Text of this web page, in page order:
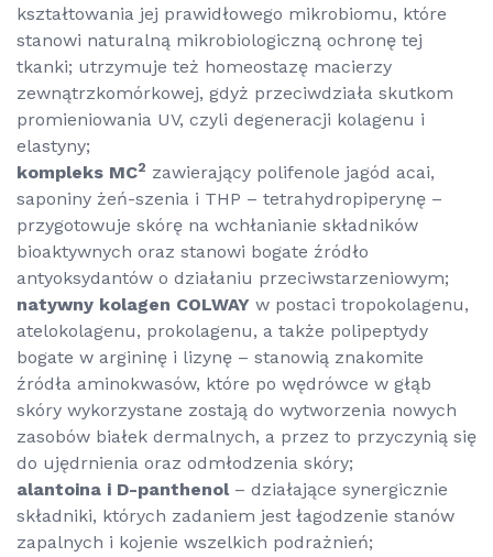
kształtowania jej prawidłowego mikrobiomu, które
stanowi naturalną mikrobiologiczną ochronę tej
tkanki; utrzymuje też homeostazę macierzy
zewnątrzkomórkowej, gdyż przeciwdziała skutkom
promieniowania UV, czyli degeneracji kolagenu i
elastyny;
kompleks MC2 zawierający polifenole jagód acai,
saponiny żeń-szenia i THP – tetrahydropiperynę –
przygotowuje skórę na wchłanianie składników
bioaktywnych oraz stanowi bogate źródło
antyoksydantów o działaniu przeciwstarzeniowym;
natywny kolagen COLWAY w postaci tropokolagenu,
atelokolagenu, prokolagenu, a także polipeptydy
bogate w argininę i lizynę – stanowią znakomite
źródła aminokwasów, które po wędrówce w głąb
skóry wykorzystane zostają do wytworzenia nowych
zasobów białek dermalnych, a przez to przyczynią się
do ujędrnienia oraz odmłodzenia skóry;
alantoina i D-panthenol– działające synergicznie
składniki, których zadaniem jest łagodzenie stanów
zapalnych i kojenie wszelkich podrażnień;